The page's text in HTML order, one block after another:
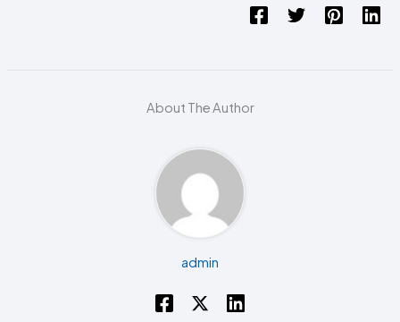
About The Author
admin